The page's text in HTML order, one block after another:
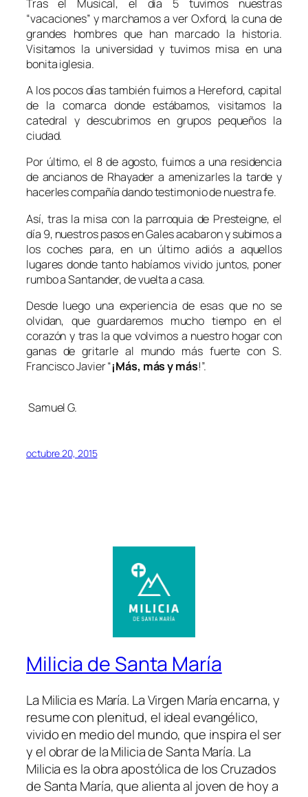
Tras el Musical, el día 5 tuvimos nuestras
“vacaciones” y marchamos a ver Oxford, la cuna de
grandes hombres que han marcado la historia.
Visitamos la universidad y tuvimos misa en una
bonita iglesia.
A los pocos días también fuimos a Hereford, capital
de la comarca donde estábamos, visitamos la
catedral y descubrimos en grupos pequeños la
ciudad.
Por último, el 8 de agosto, fuimos a una residencia
de ancianos de Rhayader a amenizarles la tarde y
hacerles compañía dando testimonio de nuestra fe.
Así, tras la misa con la parroquia de Presteigne, el
día 9, nuestros pasos en Gales acabaron y subimos a
los coches para, en un último adiós a aquellos
lugares donde tanto habíamos vivido juntos, poner
rumbo a Santander, de vuelta a casa.
Desde luego una experiencia de esas que no se
olvidan, que guardaremos mucho tiempo en el
corazón y tras la que volvimos a nuestro hogar con
ganas de gritarle al mundo más fuerte con S.
Francisco Javier “¡Más, más y más!”.
Samuel G.
octubre 20, 2015
Milicia de Santa María
La Milicia es María. La Virgen María encarna, y
resume con plenitud, el ideal evangélico,
vivido en medio del mundo, que inspira el ser
y el obrar de la Milicia de Santa María. La
Milicia es la obra apostólica de los Cruzados
de Santa María, que alienta al joven de hoy a